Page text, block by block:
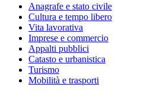
Anagrafe e stato civile
Cultura e tempo libero
Vita lavorativa
Imprese e commercio
Appalti pubblici
Catasto e urbanistica
Turismo
Mobilità e trasporti